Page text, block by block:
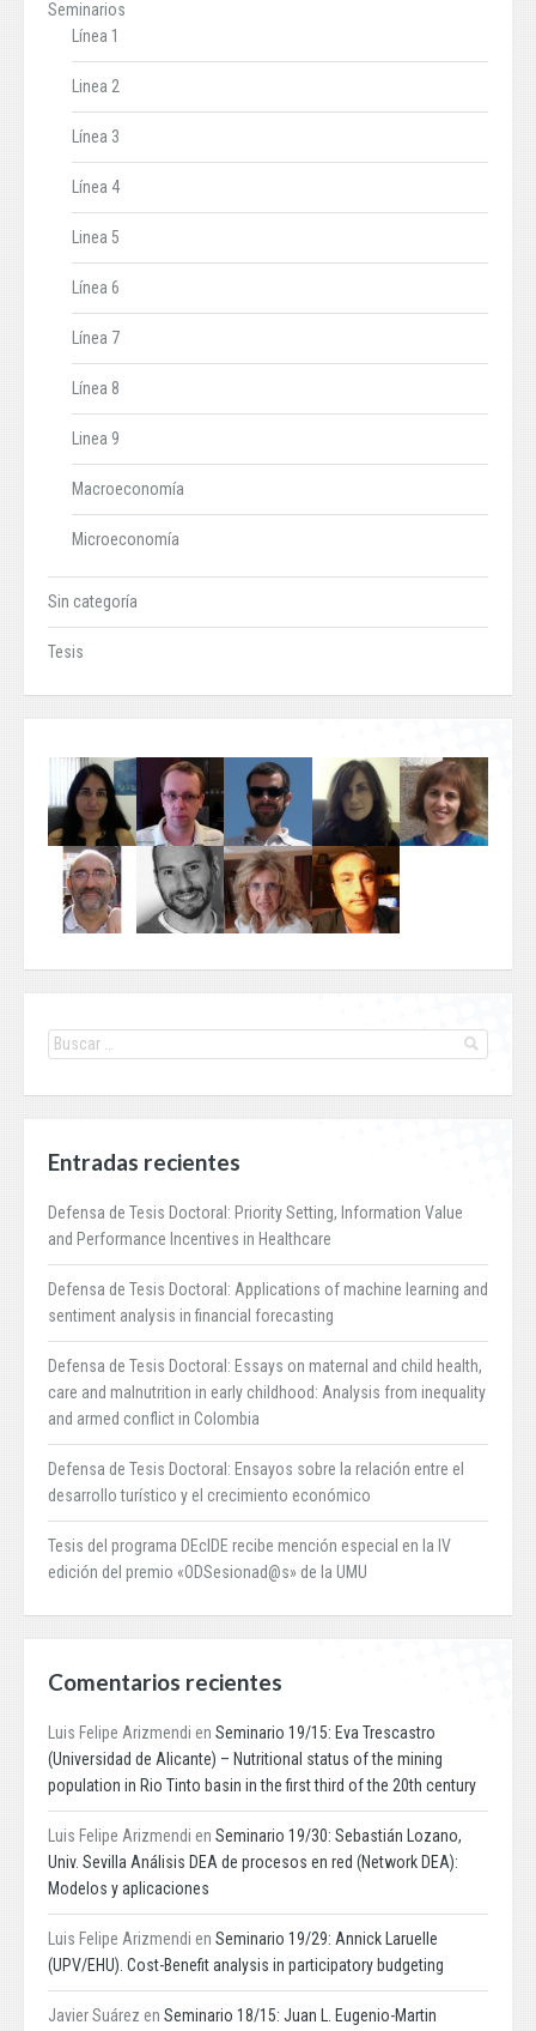
Seminarios
Línea 1
Linea 2
Línea 3
Línea 4
Linea 5
Línea 6
Línea 7
Línea 8
Linea 9
Macroeconomía
Microeconomía
Sin categoría
Tesis
Entradas recientes
Defensa de Tesis Doctoral: Priority Setting, Information Value
and Performance Incentives in Healthcare
Defensa de Tesis Doctoral: Applications of machine learning and
sentiment analysis in financial forecasting
Defensa de Tesis Doctoral: Essays on maternal and child health,
care and malnutrition in early childhood: Analysis from inequality
and armed conflict in Colombia
Defensa de Tesis Doctoral: Ensayos sobre la relación entre el
desarrollo turístico y el crecimiento económico
Tesis del programa DEcIDE recibe mención especial en la IV
edición del premio «ODSesionad@s» de la UMU
Comentarios recientes
Luis Felipe Arizmendi en Seminario 19/15: Eva Trescastro
(Universidad de Alicante) – Nutritional status of the mining
population in Rio Tinto basin in the first third of the 20th century
Luis Felipe Arizmendi en Seminario 19/30: Sebastián Lozano,
Univ. Sevilla Análisis DEA de procesos en red (Network DEA):
Modelos y aplicaciones
Luis Felipe Arizmendi en Seminario 19/29: Annick Laruelle
(UPV/EHU). Cost-Benefit analysis in participatory budgeting
Javier Suárez en Seminario 18/15: Juan L. Eugenio-Martin